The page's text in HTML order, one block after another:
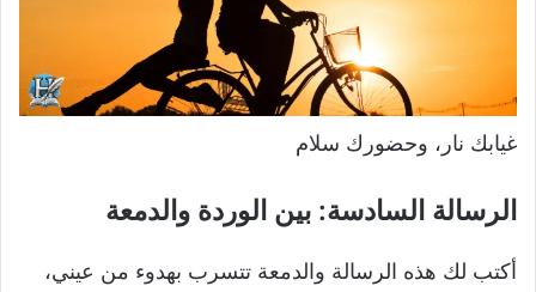
غيابك نار، وحضورك سلام
الرسالة السادسة: بين الوردة والدمعة
أكتب لك هذه الرسالة والدمعة تتسرب بهدوء من عيني،